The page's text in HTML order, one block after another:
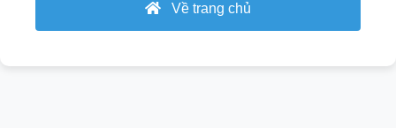
Về trang chủ